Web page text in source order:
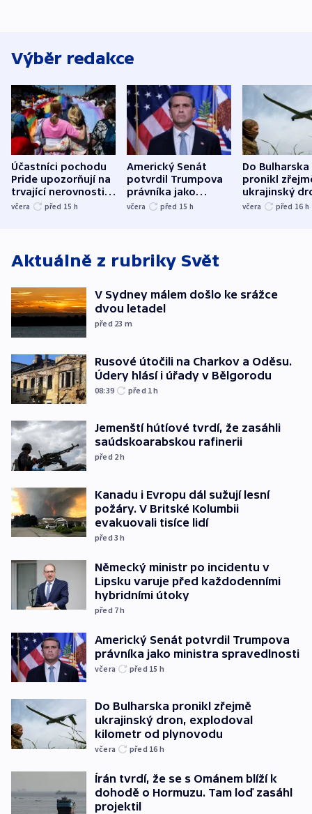
Výběr redakce
Účastníci pochodu
Pride upozorňují na
trvající nerovnosti i
společenskou
včera před 15 h
Americký Senát
potvrdil Trumpova
právníka jako
ministra
včera před 15 h
Do Bulharska
pronikl
ukrajinský
explodoval
včera před 16 h
Aktuálně z rubriky Svět
V Sydney málem došlo ke srážce
dvou letadel
před 23 m
Rusové útočili na Charkov a Oděsu.
Údery hlásí i úřady v Bělgorodu
08:39 před 1h
Jemenští hútíové tvrdí, že zasáhli
saúdskoarabskou rafinerii
před 2h
Kanadu i Evropu dál sužují lesní
požáry. V Britské Kolumbii
evakuovali tisíce lidí
před 3h
Německý ministr po incidentu v
Lipsku varuje před každodenními
hybridními útoky
před 7h
Americký Senát potvrdil Trumpova
právníka jako ministra spravedlnosti
včera před 15 h
Do Bulharska pronikl zřejmě
ukrajinský dron, explodoval
kilometr od plynovodu
včera před 16 h
Írán tvrdí, že se s Ománem blíží k
dohodě o Hormuzu. Tam loď zasáhl
projektil